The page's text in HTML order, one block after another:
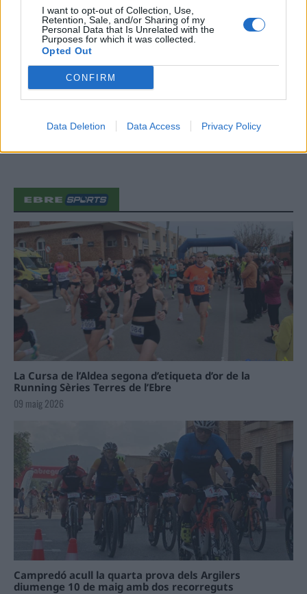
I want to opt-out of Collection, Use,
Retention, Sale, and/or Sharing of my
Personal Data that Is Unrelated with the
Purposes for which it was collected.
Opted Out
CONFIRM
Data Deletion Data Access Privacy Policy
31 de juliol de 2026
30 de juliol de 2026
Carrega més
La Cursa de l’Aldea segona d’etiqueta d’or de la
Running Sèries Terres de l’Ebre
09 maig 2026
Campredó acull la quarta prova dels Argilers
diumenge 10 de maig amb dos recorreguts